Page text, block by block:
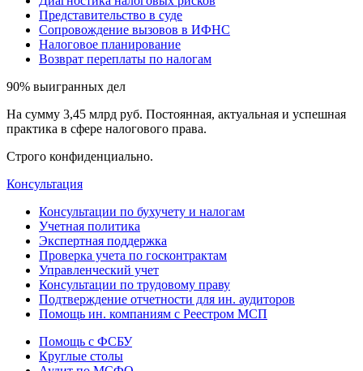
Представительство в суде
Сопровождение вызовов в ИФНС
Налоговое планирование
Возврат переплаты по налогам
90% выигранных дел
На сумму 3,45 млрд руб. Постоянная, актуальная и успешная
практика в сфере налогового права.
Строго конфиденциально.
Консультация
Консультации по бухучету и налогам
Учетная политика
Экспертная поддержка
Проверка учета по госконтрактам
Управленческий учет
Консультации по трудовому праву
Подтверждение отчетности для ин. аудиторов
Помощь ин. компаниям с Реестром МСП
Помощь с ФСБУ
Круглые столы